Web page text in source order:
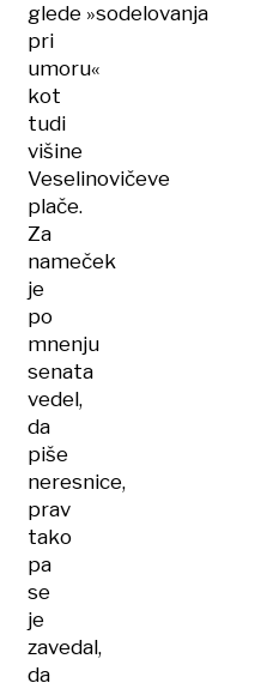
glede »sodelovanja
pri
umoru«
kot
tudi
višine
Veselinovičeve
plače.
Za
nameček
je
po
mnenju
senata
vedel,
da
piše
neresnice,
prav
tako
pa
se
je
zavedal,
da